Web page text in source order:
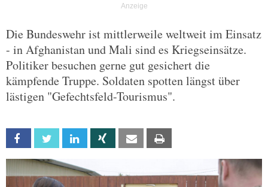
Die Bundeswehr ist mittlerweile weltweit im Einsatz
- in Afghanistan und Mali sind es Kriegseinsätze.
Politiker besuchen gerne gut gesichert die
kämpfende Truppe. Soldaten spotten längst über
lästigen "Gefechtsfeld-Tourismus".
Facebook Twitter Linkedin Xing Email